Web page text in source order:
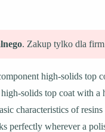
. Zakup tylko dla
high-solids top
solids top coat with
characteristics of
perfectly wherever a